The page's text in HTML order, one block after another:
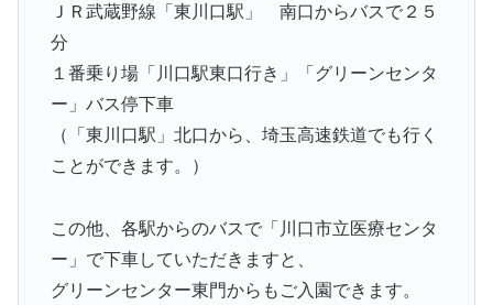
ＪＲ武蔵野線「東川口駅」 南口からバスで２５
分
１番乗り場「川口駅東口行き」「グリーンセンタ
ー」バス停下車
（「東川口駅」北口から、埼玉高速鉄道でも行く
ことができます。）
この他、各駅からのバスで「川口市立医療センタ
ー」で下車していただきますと、
グリーンセンター東門からもご入園できます。